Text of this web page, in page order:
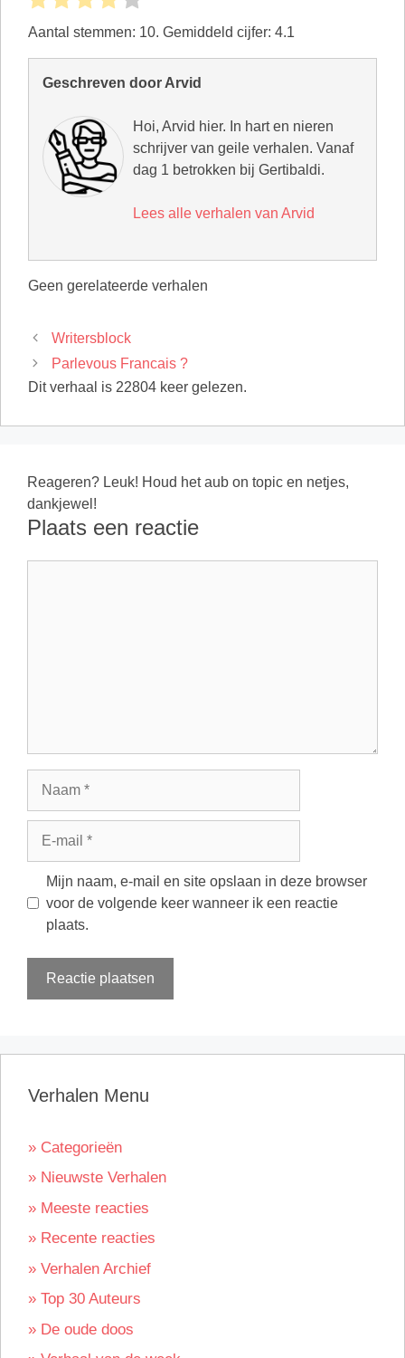
Aantal stemmen: 10. Gemiddeld cijfer: 4.1
Geschreven door Arvid
Hoi, Arvid hier. In hart en nieren
schrijver van geile verhalen. Vanaf
dag 1 betrokken bij Gertibaldi.
Lees alle verhalen van Arvid
Geen gerelateerde verhalen
Writersblock
Parlevous Francais ?
Dit verhaal is 22804 keer gelezen.
Reageren? Leuk! Houd het aub on topic en netjes,
dankjewel!
Plaats een reactie
Mijn naam, e-mail en site opslaan in deze browser
voor de volgende keer wanneer ik een reactie
plaats.
Verhalen Menu
» Categorieën
» Nieuwste Verhalen
» Meeste reacties
» Recente reacties
» Verhalen Archief
» Top 30 Auteurs
» De oude doos